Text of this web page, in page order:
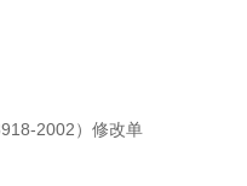
2002）修改单